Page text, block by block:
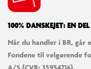
100% DANSKEJET: EN
Når du handler i BR, går
Fondene til velgørende